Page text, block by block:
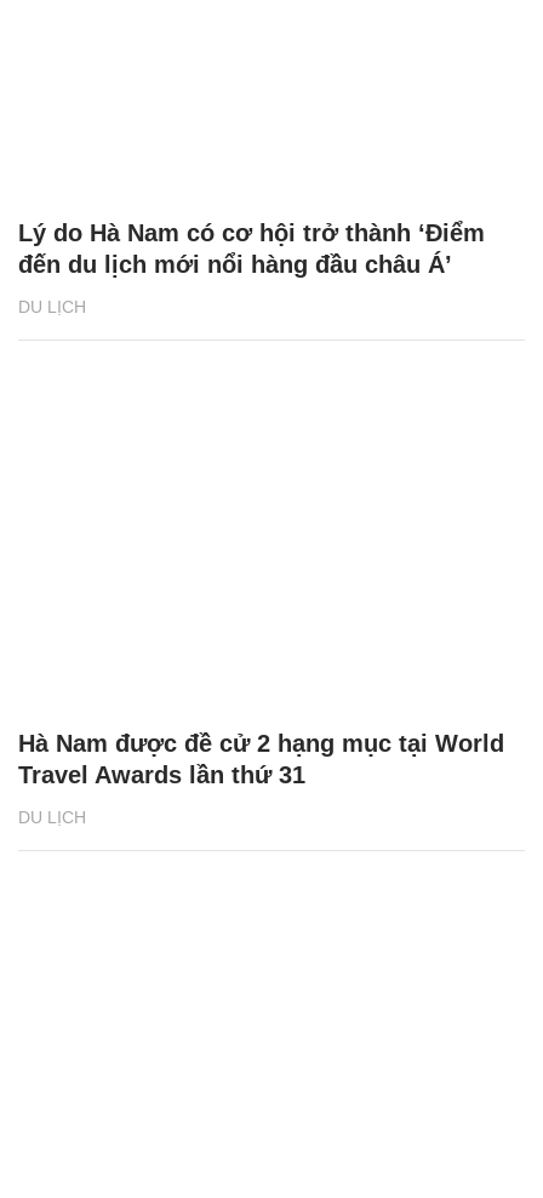
DU LỊCH
Lý do Hà Nam có cơ hội trở thành ‘Điểm
đến du lịch mới nổi hàng đầu châu Á’
DU LỊCH
Hà Nam được đề cử 2 hạng mục tại World
Travel Awards lần thứ 31